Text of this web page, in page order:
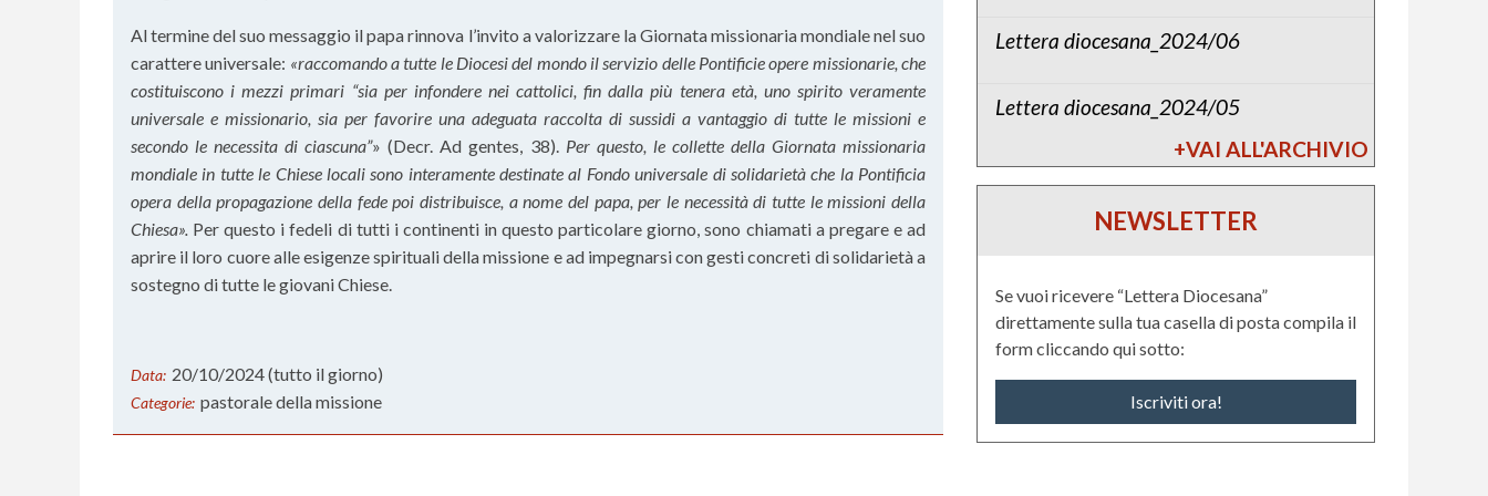
Al termine del suo messaggio il papa rinnova l’invito a valorizzare la Giornata missionaria mondiale nel suo
carattere universale: «raccomando a tutte le Diocesi del mondo il servizio delle Pontificie opere missionarie, che
costituiscono i mezzi primari “sia per infondere nei cattolici, fin dalla più tenera età, uno spirito veramente
universale e missionario, sia per favorire una adeguata raccolta di sussidi a vantaggio di tutte le missioni e
secondo le necessita di ciascuna”» (Decr. Ad gentes, 38). Per questo, le collette della Giornata missionaria
mondiale in tutte le Chiese locali sono interamente destinate al Fondo universale di solidarietà che la Pontificia
opera della propagazione della fede poi distribuisce, a nome del papa, per le necessità di tutte le missioni della
Chiesa». Per questo i fedeli di tutti i continenti in questo particolare giorno, sono chiamati a pregare e ad
aprire il loro cuore alle esigenze spirituali della missione e ad impegnarsi con gesti concreti di solidarietà a
sostegno di tutte le giovani Chiese.
Data: 20/10/2024(tutto il giorno)
Categorie: pastorale della missione
Lettera diocesana_2024/06
Lettera diocesana_2024/05
+VAI ALL'ARCHIVIO
NEWSLETTER
Se vuoi ricevere “Lettera Diocesana”
direttamente sulla tua casella di posta compila il
form cliccando qui sotto:
Iscriviti ora!